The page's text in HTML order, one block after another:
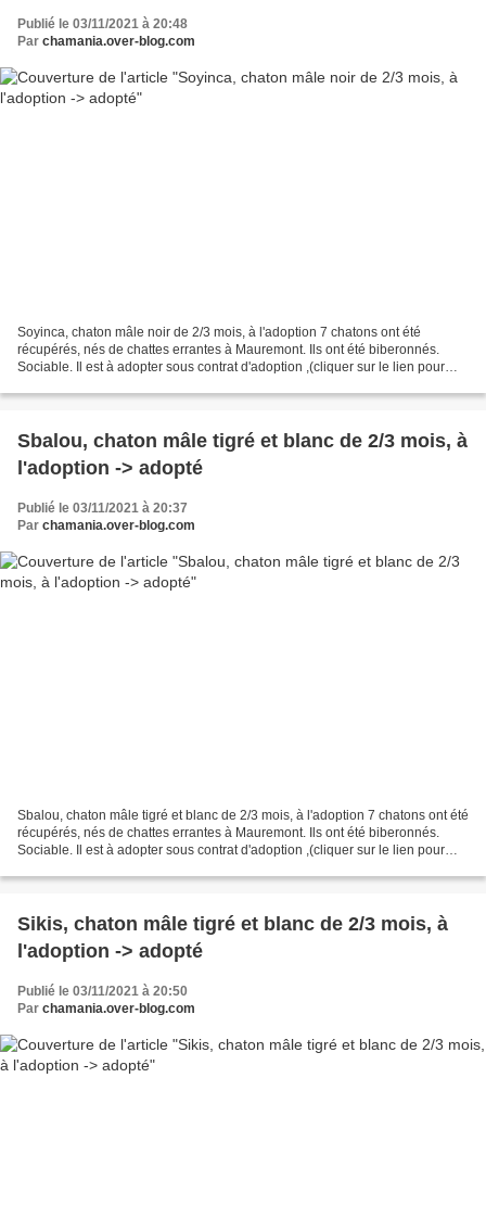
Publié le 03/11/2021 à 20:48
Par chamania.over-blog.com
Soyinca, chaton mâle noir de 2/3 mois, à l'adoption 7 chatons ont été
récupérés, nés de chattes errantes à Mauremont. Ils ont été biberonnés.
Sociable. Il est à adopter sous contrat d'adoption ,(cliquer sur le lien pour
Sbalou, chaton mâle tigré et blanc de 2/3 mois, à
l'adoption -> adopté
Publié le 03/11/2021 à 20:37
Par chamania.over-blog.com
Sbalou, chaton mâle tigré et blanc de 2/3 mois, à l'adoption 7 chatons ont été
récupérés, nés de chattes errantes à Mauremont. Ils ont été biberonnés.
Sociable. Il est à adopter sous contrat d'adoption ,(cliquer sur le lien pour
Sikis, chaton mâle tigré et blanc de 2/3 mois, à
l'adoption -> adopté
Publié le 03/11/2021 à 20:50
Par chamania.over-blog.com